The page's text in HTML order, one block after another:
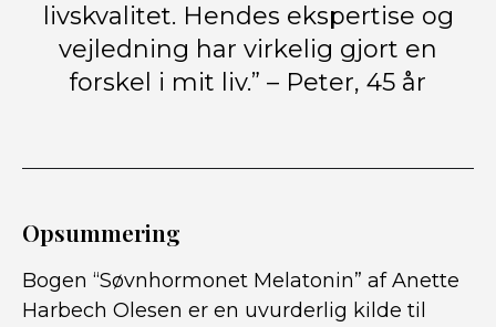
livskvalitet. Hendes ekspertise og
vejledning har virkelig gjort en
forskel i mit liv.” – Peter, 45 år
Opsummering
Bogen “Søvnhormonet Melatonin” af Anette
Harbech Olesen er en uvurderlig kilde til